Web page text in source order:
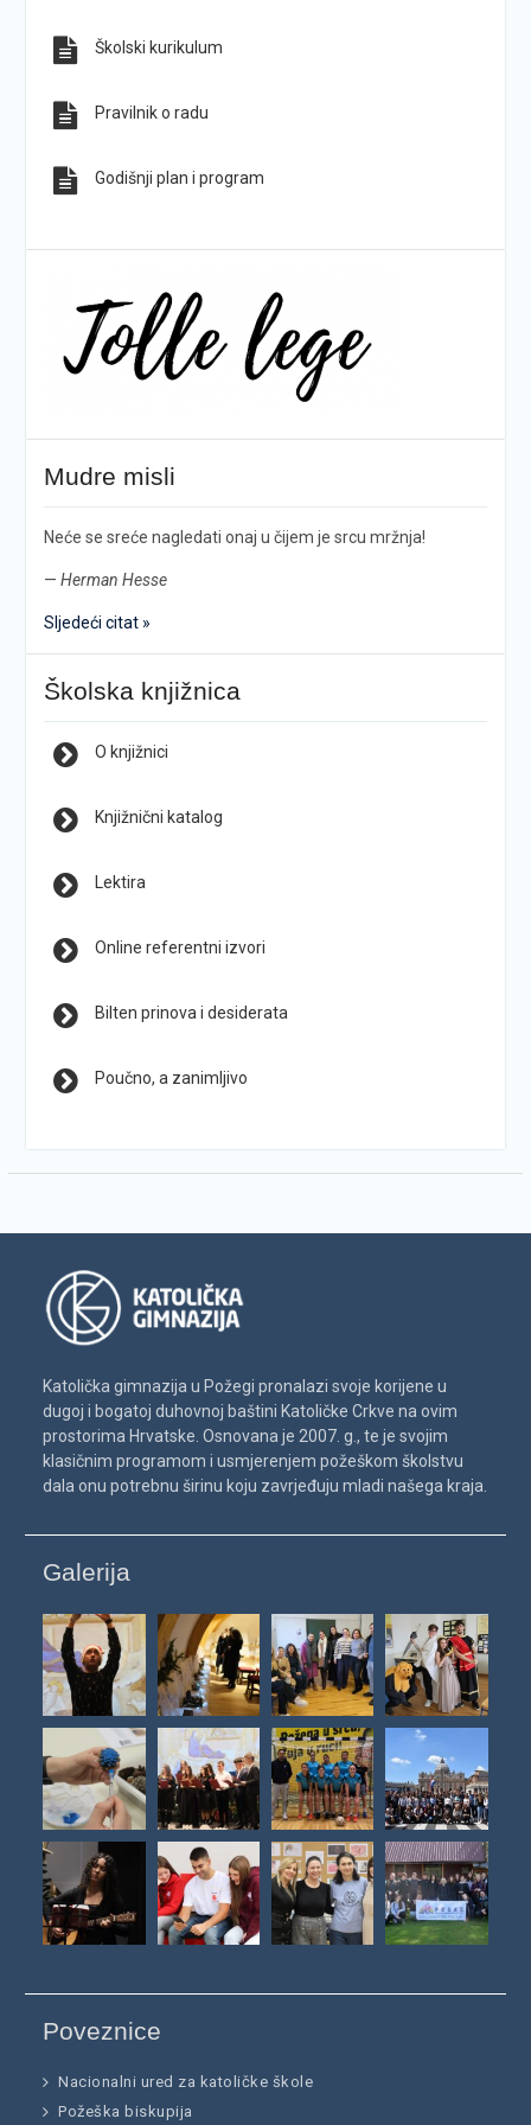
Školski kurikulum
Pravilnik o radu
Godišnji plan i program
Mudre misli
Neće se sreće nagledati onaj u čijem je srcu mržnja!
— Herman Hesse
Sljedeći citat »
Školska knjižnica
O knjižnici
Knjižnični katalog
Lektira
Online referentni izvori
Bilten prinova i desiderata
Poučno, a zanimljivo
Katolička gimnazija u Požegi pronalazi svoje korijene u
dugoj i bogatoj duhovnoj baštini Katoličke Crkve na ovim
prostorima Hrvatske. Osnovana je 2007. g., te je svojim
klasičnim programom i usmjerenjem požeškom školstvu
dala onu potrebnu širinu koju zavrjeđuju mladi našega kraja.
Galerija
Poveznice
Nacionalni ured za katoličke škole
Požeška biskupija